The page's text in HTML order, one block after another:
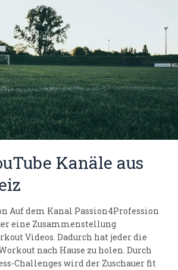
Kanäle aus
Auf dem Kanal Passion4Profession
eine Zusammenstellung
Videos. Dadurch hat jeder die
nach Hause zu holen. Durch
Challenges wird der Zuschauer fit